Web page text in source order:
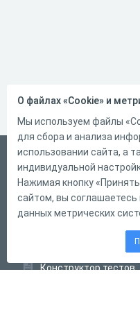
Русский
Справка
Форма обратной
Конструктор тестов
О файлах «Cookie» и
Мы используем файлы
для сбора и анализа
использовании сайта, а
индивидуальной
Нажимая кнопку
сайтом, вы соглашаетесь
данных метрических